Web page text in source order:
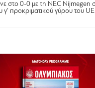
στο 0-0 με τη NEC Nijmegen
γ’ προκριματικού γύρου του